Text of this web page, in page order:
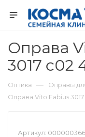
Оправа
3017 c02
Оптика — Оправы
Оправа Vito Fabius 3017
Артикул: